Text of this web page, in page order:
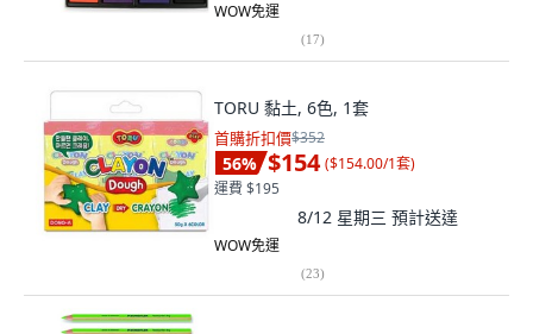
WOW免運
(17)
TORU 黏土, 6色, 1套
首購折扣價$352
56% $154 ($154.00/1套)
運費 $195
8/12 星期三 預計送達
WOW免運
(23)